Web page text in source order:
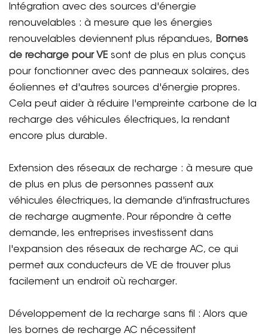
Intégration avec des sources d'énergie
renouvelables : à mesure que les énergies
renouvelables deviennent plus répandues, Bornes
de recharge pour VE sont de plus en plus conçus
pour fonctionner avec des panneaux solaires, des
éoliennes et d'autres sources d'énergie propres.
Cela peut aider à réduire l'empreinte carbone de la
recharge des véhicules électriques, la rendant
encore plus durable.
Extension des réseaux de recharge : à mesure que
de plus en plus de personnes passent aux
véhicules électriques, la demande d'infrastructures
de recharge augmente. Pour répondre à cette
demande, les entreprises investissent dans
l'expansion des réseaux de recharge AC, ce qui
permet aux conducteurs de VE de trouver plus
facilement un endroit où recharger.
Développement de la recharge sans fil : Alors que
les bornes de recharge AC nécessitent